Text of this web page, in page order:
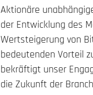
Aktionäre
der Entwicklung des
Wertsteigerung von
bedeutenden Vorteil
bekräftigt unser
die Zukunft der